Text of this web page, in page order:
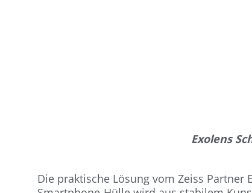
Exolens
Die praktische Lösung vom Zeiss Partner